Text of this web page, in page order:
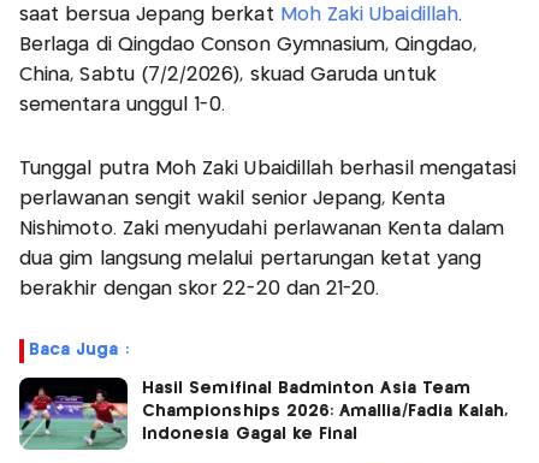
saat bersua Jepang berkat Moh Zaki Ubaidillah.
Berlaga di Qingdao Conson Gymnasium, Qingdao,
China, Sabtu (7/2/2026), skuad Garuda untuk
sementara unggul 1-0.
Tunggal putra Moh Zaki Ubaidillah berhasil mengatasi
perlawanan sengit wakil senior Jepang, Kenta
Nishimoto. Zaki menyudahi perlawanan Kenta dalam
dua gim langsung melalui pertarungan ketat yang
berakhir dengan skor 22-20 dan 21-20.
Baca Juga :
Hasil Semifinal Badminton Asia Team
Championships 2026: Amallia/Fadia Kalah,
Indonesia Gagal ke Final